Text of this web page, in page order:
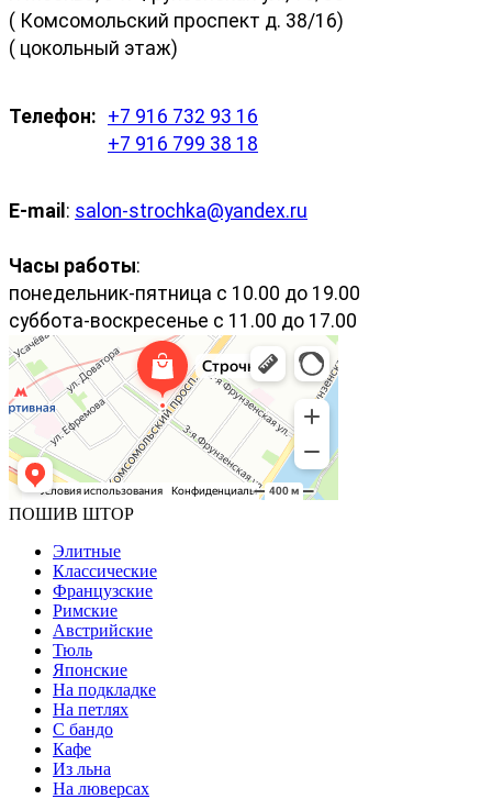
( Комсомольский проспект д. 38/16)
( цокольный этаж)
Телефон: +7 916 732 93 16
+7 916 799 38 18
E-mail : salon-strochka@yandex.ru
Часы работы:
понедельник-пятница с 10.00 до 19.00
суббота-воскресенье с 11.00 до 17.00
ПОШИВ ШТОР
Элитные
Классические
Французские
Римские
Австрийские
Тюль
Японские
На подкладке
На петлях
С бандо
Кафе
Из льна
На люверсах